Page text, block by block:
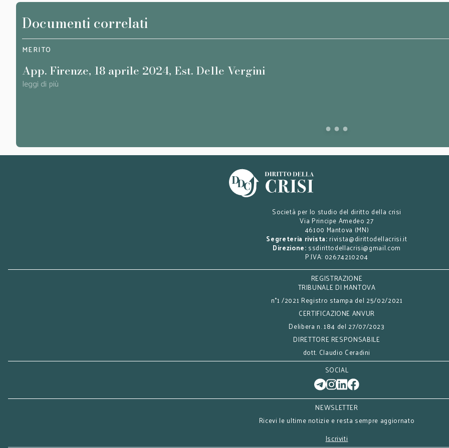
Documenti correlati
MERITO
App. Firenze, 18 aprile 2024, Est. Delle Vergini
leggi di più
Società per lo studio del diritto della crisi
Via Principe Amedeo 27
46100 Mantova (MN)
Segreteria rivista: rivista@dirittodellacrisi.it
Direzione: ssdirittodellacrisi@gmail.com
P.IVA: 02674210204
REGISTRAZIONE
TRIBUNALE DI MANTOVA
n°1 /2021 Registro stampa del 25/02/2021
CERTIFICAZIONE ANVUR
Delibera n. 184 del 27/07/2023
DIRETTORE RESPONSABILE
dott. Claudio Ceradini
SOCIAL
NEWSLETTER
Ricevi le ultime notizie e resta sempre aggiornato
Iscriviti